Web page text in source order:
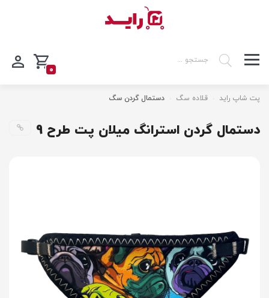
0
پت شاپ راید قلاده سگ دستمال گردن سگ
دستمال گردن استرانگ میلان پت طرح 9